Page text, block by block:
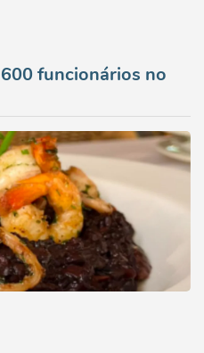
funcionários no